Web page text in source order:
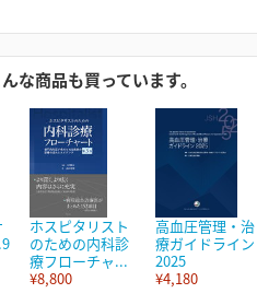
な商品も買っています。
ホスピタリスト
のための内科診
療フローチャ...
¥8,800
高血圧管理・治
療ガイドライン
2025
¥4,180